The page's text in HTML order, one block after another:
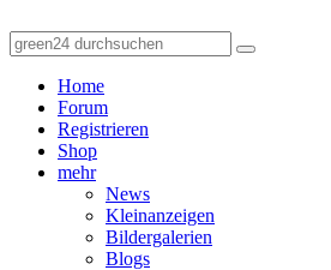
Home
Forum
Registrieren
Shop
mehr
News
Kleinanzeigen
Bildergalerien
Blogs